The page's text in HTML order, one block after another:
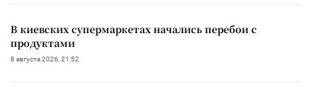
В киевских супермаркетах начались перебои с
продуктами
8 августа 2026, 21:52